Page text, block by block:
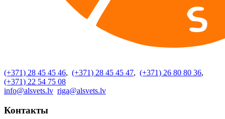
(+371) 28 45 45 46, (+371) 28 45 45 47, (+371) 26 80 80 36,
(+371) 22 54 75 08
info@alsvets.lv riga@alsvets.lv
Контакты